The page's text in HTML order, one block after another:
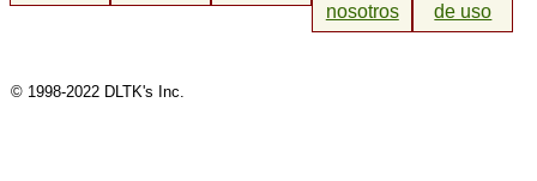
nosotros
de uso
© 1998-2022 DLTK's Inc.